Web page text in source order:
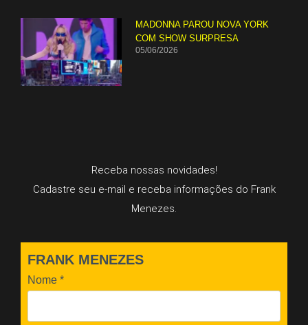
MADONNA PAROU NOVA YORK
COM SHOW SURPRESA
05/06/2026
Receba nossas novidades!
Cadastre seu e-mail e receba informações do Frank
Menezes.
FRANK MENEZES
Nome *